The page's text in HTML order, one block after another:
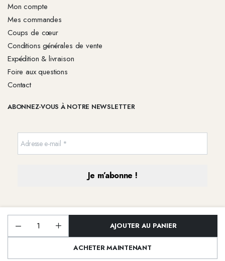
Parure
Boucle
Bague
AJOUTER AU PANIER
ACHETER MAINTENANT
Mon compte
Mes commandes
Coups de cœur
Conditions générales de vente
Expédition & livraison
Foire aux questions
Contact
ABONNEZ-VOUS À NOTRE NEWSLETTER
Copyright 2026 © Tous droits réservés | Créé par l'AgenceImpulse Web